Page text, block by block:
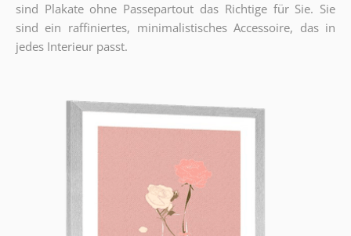
sind Plakate ohne Passepartout das Richtige für Sie. Sie
sind ein raffiniertes, minimalistisches Accessoire, das in
jedes Interieur passt.